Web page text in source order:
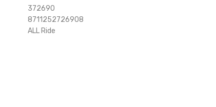
372690
8711252726908
ALL Ride